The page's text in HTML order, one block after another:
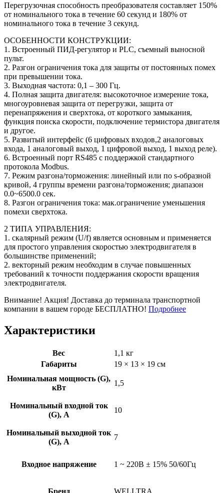
Перегрузочная способность преобразователя составляет 150%
от номинального тока в течение 60 секунд и 180% от
номинального тока в течение 3 секунд.
ОСОБЕННОСТИ КОНСТРУКЦИИ:
1. Встроенный ПИД-регулятор и PLC, съемный выносной
пульт.
2. Разгон ограничения тока для защиты от постоянных помех
при превышении тока.
3. Выходная частота: 0,1 – 300 Гц.
4. Полная защита двигателя: высокоточное измерение тока,
многоуровневая защита от перегрузки, защита от
перенапряжения и сверхтока, от короткого замыкания,
функция поиска скорости, подключение термистора двигателя
и другое.
5. Развитый интерфейс (6 цифровых входов,2 аналоговых
входа, 1 аналоговый выход, 1 цифровой выход, 1 выход реле).
6. Встроенный порт RS485 с поддержкой стандартного
протокола Modbus.
7. Режим разгона/торможения: линейный или по s-образной
кривой, 4 группы времени разгона/торможения; диапазон
0.0~6500.0 сек.
8. Разгон ограничения тока: мак.ограничение уменьшения
помехи сверхтока.
2 ТИПА УПРАВЛЕНИЯ:
1. скалярный режим (U/f) является основным и применяется
для простого управления скоростью электродвигателя в
большинстве применений;
2. векторный режим необходим в случае повышенных
требований к точности поддержания скорости вращения
электродвигателя.
Внимание! Акция! Доставка до терминала транспортной
компании в вашем городе БЕСПЛАТНО! Подробнее
Характеристики
Вес
1,1 кг
Габариты
19 × 13 × 19 см
Номинальная мощность (G),
кВт
1,5
Номинальный входной ток
(G), A
10
Номинальный выходной ток
(G), A
7
Входное напряжение 1 ~ 220B ± 15% 50/60Гц
Бренд WELLTRA